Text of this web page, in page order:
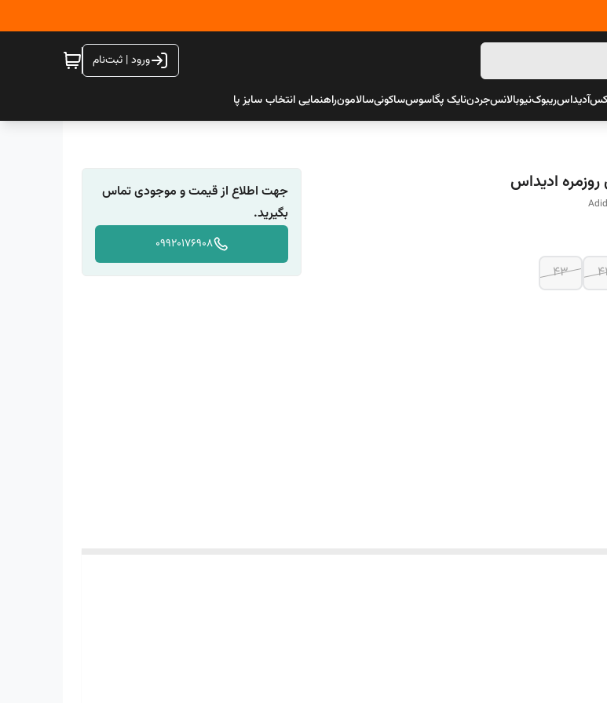
ورود | ثبت‌نام
آدیداسریبوکنیوبالانسجردننایک پگاسوسساکونیسالامونراهنمایی انتخاب سایز پا
ادیداس
43
جهت اطلاع از قیمت و موجودی تماس
بگیرید.
09920176908